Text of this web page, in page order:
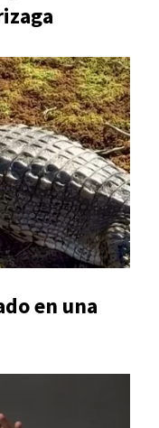
en una